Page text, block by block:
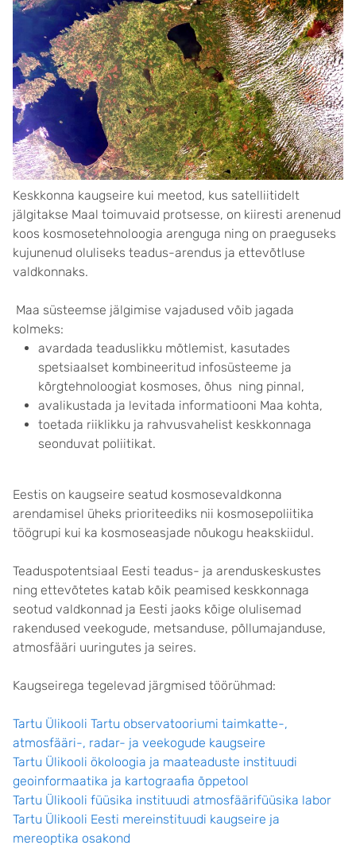
Keskkonna kaugseire kui meetod, kus satelliitidelt
jälgitakse Maal toimuvaid protsesse, on kiiresti arenenud
koos kosmosetehnoloogia arenguga ning on praeguseks
kujunenud oluliseks teadus-arendus ja ettevõtluse
valdkonnaks.
Maa süsteemse jälgimise vajadused võib jagada
kolmeks:
avardada teaduslikku mõtlemist, kasutades
spetsiaalset kombineeritud infosüsteeme ja
kõrgtehnoloogiat kosmoses, õhus ning pinnal,
avalikustada ja levitada informatiooni Maa kohta,
toetada riiklikku ja rahvusvahelist keskkonnaga
seonduvat poliitikat.
Eestis on kaugseire seatud kosmosevaldkonna
arendamisel üheks prioriteediks nii kosmosepoliitika
töögrupi kui ka kosmoseasjade nõukogu heakskiidul.
Teaduspotentsiaal Eesti teadus- ja arenduskeskustes
ning ettevõtetes katab kõik peamised keskkonnaga
seotud valdkonnad ja Eesti jaoks kõige olulisemad
rakendused veekogude, metsanduse, põllumajanduse,
atmosfääri uuringutes ja seires.
Kaugseirega tegelevad järgmised töörühmad:
Tartu Ülikooli Tartu observatooriumi taimkatte-,
atmosfääri-, radar- ja veekogude kaugseire
Tartu Ülikooli ökoloogia ja maateaduste instituudi
geoinformaatika ja kartograafia õppetool
Tartu Ülikooli füüsika instituudi atmosfäärifüüsika labor
Tartu Ülikooli Eesti mereinstituudi kaugseire ja
mereoptika osakond